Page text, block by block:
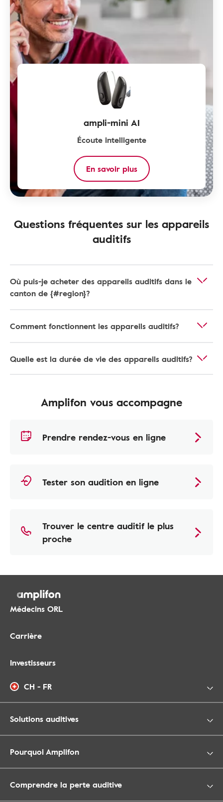
ampli-mini AI
Écoute intelligente
En savoir plus
Questions fréquentes sur les appareils
auditifs
Où puis-je acheter des appareils auditifs dans le
canton de {#region}?
Comment fonctionnent les appareils auditifs?
Quelle est la durée de vie des appareils auditifs?
Amplifon vous accompagne
Prendre rendez-vous en ligne
Tester son audition en ligne
Trouver le centre auditif le plus
proche
Médecins ORL
Carrière
Investisseurs
CH - FR
Solutions auditives
Pourquoi Amplifon
Comprendre la perte auditive